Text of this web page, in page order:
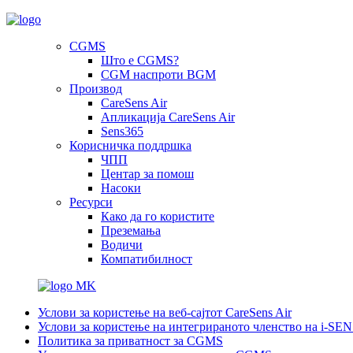
CGMS
Што е CGMS?
CGM наспроти BGM
Производ
CareSens Air
Апликација CareSens Air
Sens365
Корисничка поддршка
ЧПП
Центар за помош
Насоки
Ресурси
Како да го користите
Преземања
Водичи
Компатибилност
MK
Услови за користење на веб-сајтот CareSens Air
Услови за користење на интегрираното членство на i-
Политика за приватност за CGMS